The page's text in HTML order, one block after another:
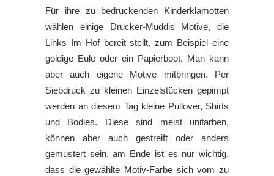
Für ihre zu bedruckenden Kinderklamotten
wählen einige Drucker-Muddis Motive, die
Links Im Hof bereit stellt, zum Beispiel eine
goldige Eule oder ein Papierboot. Man kann
aber auch eigene Motive mitbringen. Per
Siebdruck zu kleinen Einzelstücken gepimpt
werden an diesem Tag kleine Pullover, Shirts
und Bodies. Diese sind meist unifarben,
können aber auch gestreift oder anders
gemustert sein, am Ende ist es nur wichtig,
dass die gewählte Motiv-Farbe sich vom zu